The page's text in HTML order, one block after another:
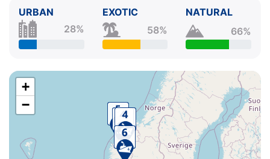
URBAN
28%
EXOTIC
58%
NATURAL
66%
+
−